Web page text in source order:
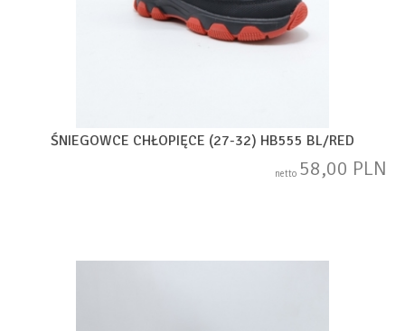
ŚNIEGOWCE CHŁOPIĘCE (27-32) HB555 BL/RED
netto 58,00 PLN